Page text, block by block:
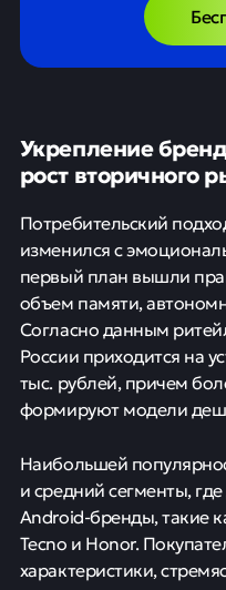
Укрепление
рост вторичного
Потребительский
изменился с
первый план вышли
объем памяти,
Согласно данным
России приходится на
тыс. рублей, причем
формируют модели
Наибольшей
и средний сегменты,
Android-бренды, такие
Tecno и Honor.
характеристики,